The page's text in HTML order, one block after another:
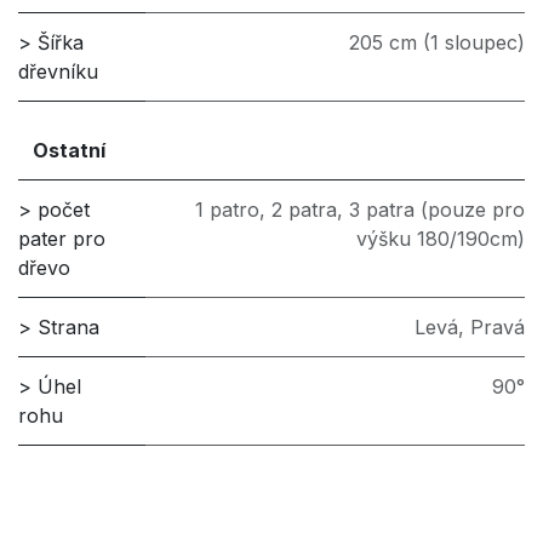
> Šířka
dřevníku
205 cm (1 sloupec)
Ostatní
> počet
pater pro
dřevo
1 patro, 2 patra, 3 patra (pouze pro
výšku 180/190cm)
> Strana Levá, Pravá
> Úhel
rohu
90°